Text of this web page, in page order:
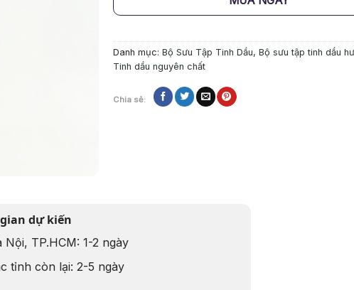
Danh mục: Bộ Sưu Tập Tinh Dầu, Bộ sưu tập tinh dầu
Tinh dầu nguyên chất
Chia sẻ:
dự kiến
Nội, TP.HCM: 1-2 ngày
tỉnh còn lại: 2-5 ngày